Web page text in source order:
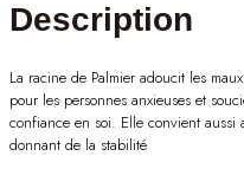
Description
La racine de Palmier adoucit les
pour les personnes anxieuses et
confiance en soi. Elle convient
donnant de la stabilité